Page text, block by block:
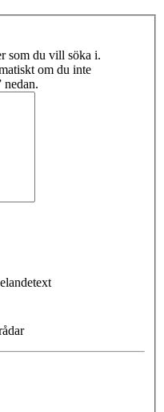
som du vill söka i.
om du inte
nedan.